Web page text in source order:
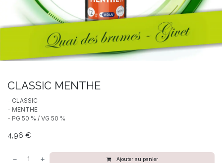
CLASSIC MENTHE
- CLASSIC
- MENTHE
- PG 50 % / VG 50 %
4,96 €
Ajouter au panier